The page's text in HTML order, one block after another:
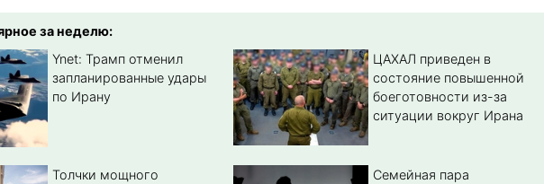
за неделю:
Ynet: Трамп отменил
запланированные удары
по Ирану
ЦАХАЛ приведен в
состояние повышенной
боеготовности из-за
ситуации вокруг Ирана
Толчки мощного
Семейная пара